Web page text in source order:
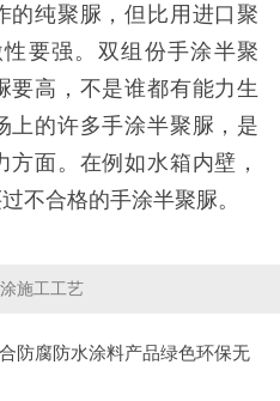
的纯聚脲，但比用进口聚
要强。双组份手涂半聚
要高，不是谁都有能力生
上的许多手涂半聚脲，是
面。在例如水箱内壁，
不合格的手涂半聚脲。
施工工艺
防腐防水涂料产品绿色环保无